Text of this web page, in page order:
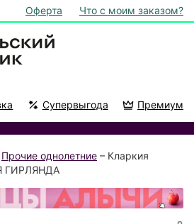
Оферта Что с моим заказом?
Супервыгода Премиум
Прочие однолетние – Кларкия
ГИРЛЯНДА